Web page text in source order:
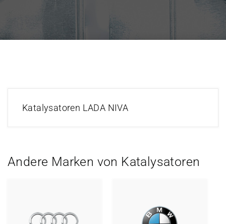
Katalysatoren LADA NIVA
Andere Marken von Katalysatoren